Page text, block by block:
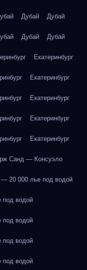
Дубай Дубай
Дубай Дубай
Екатеринбург
Екатеринбург
Екатеринбург
Екатеринбург
Екатеринбург
Санд — Консуэло
20 000 лье под водой
водой
водой
водой
водой